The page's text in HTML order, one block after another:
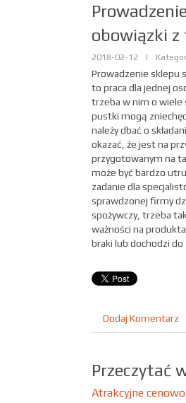
obowiązki z
2018-02-12 |
Prowadzenie sklepu
to praca dla jednej
trzeba w nim o wiele
pustki mogą
należy dbać o
okazać, że jest na
przygotowanym na
może być bardzo
zadanie dla
sprawdzonej firmy
spożywczy, trzeba
ważności na
braki lub dochodzi
Dodaj Komentarz
Przeczytać
Atrakcyjne